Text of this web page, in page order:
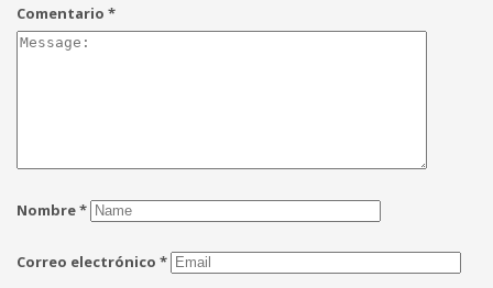
Comentario *
Nombre*
Correo electrónico *